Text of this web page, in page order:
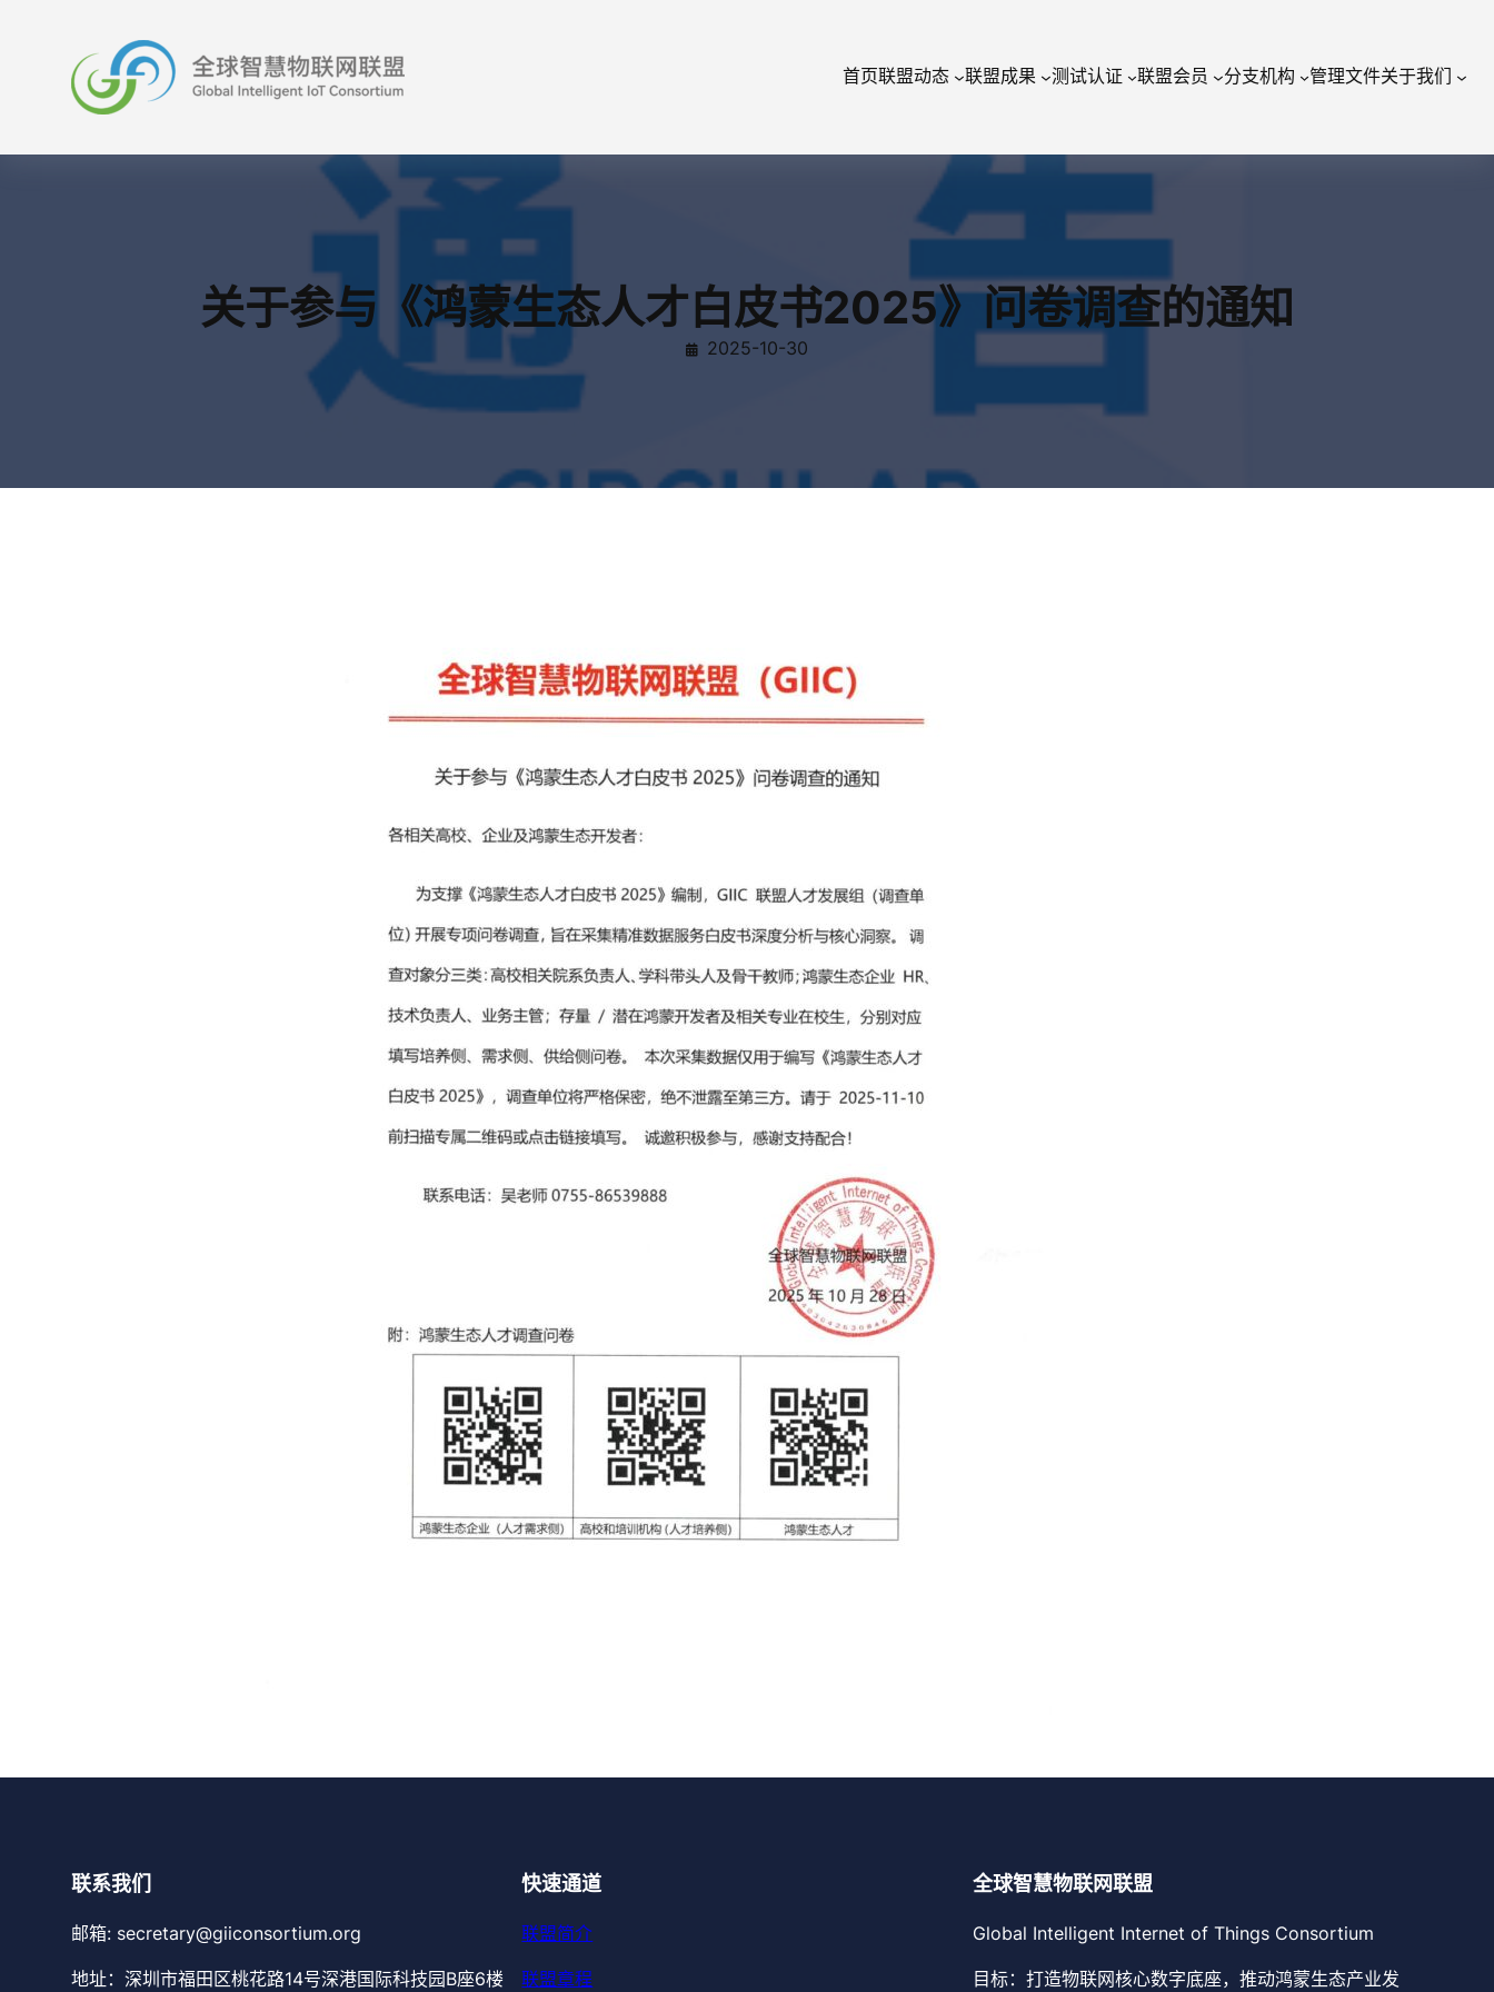
首页联盟动态 联盟成果 测试认证 联盟会员 分支机构 管理文件关于我们
关于参与《鸿蒙生态人才白皮书2025》问卷调查的通知
2025-10-30
联系我们
邮箱: secretary@giiconsortium.org
地址：深圳市福田区桃花路14号深港国际科技园B座6楼
快速通道
联盟简介
联盟章程
全球智慧物联网联盟
Global Intelligent Internet of Things Consortium
目标：打造物联网核心数字底座，推动鸿蒙生态产业发